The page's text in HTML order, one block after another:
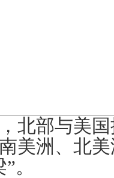
北部与美
美洲、北
。